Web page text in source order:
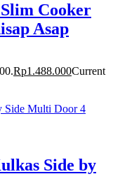
Cooker
Asap
Rp1.488.000Current
Side by